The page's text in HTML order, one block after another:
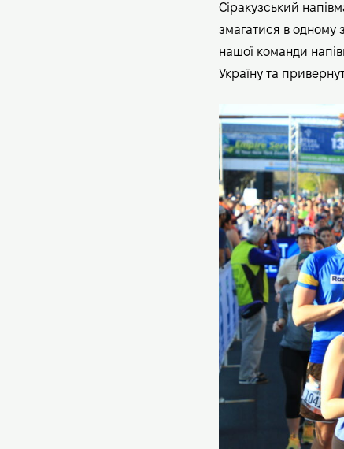
Сіракузський
змагатися в одному
нашої команди
Україну та